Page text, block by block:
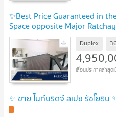
✨Best Price Guaranteed in
Space opposite Major
Duplex
✨ ขาย ไนท์บริดจ์ สเปซ รัชโยธิน